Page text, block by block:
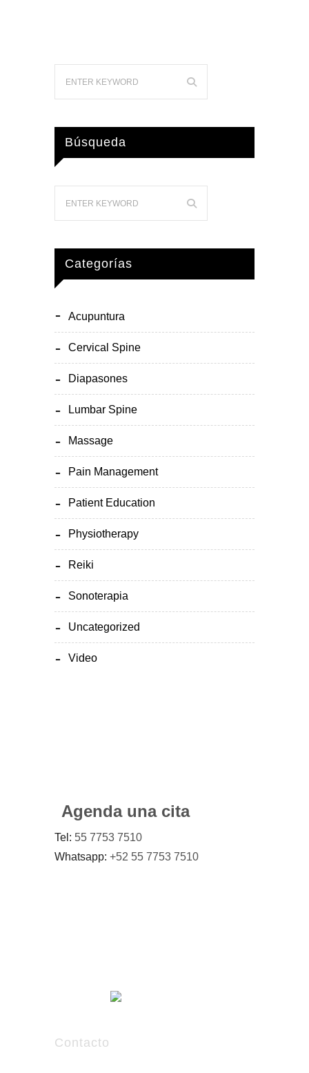
Búsqueda
Categorías
Acupuntura
Cervical Spine
Diapasones
Lumbar Spine
Massage
Pain Management
Patient Education
Physiotherapy
Reiki
Sonoterapia
Uncategorized
Video
Agenda una cita
Tel: 55 7753 7510
Whatsapp: +52 55 7753 7510
Contacto